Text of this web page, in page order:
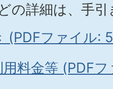
の詳細は、手
(PDFファイル:
料金等 (PDF